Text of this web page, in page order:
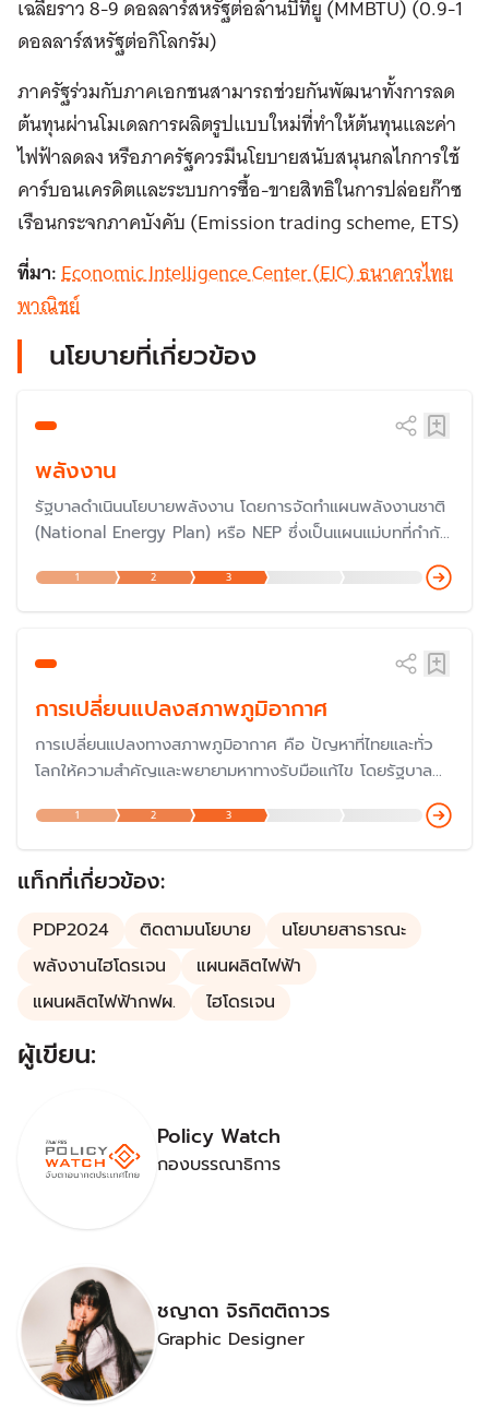
เฉลี่ยราว 8-9 ดอลลาร์สหรัฐต่อล้านบีทียู (MMBTU) (0.9-1
ดอลลาร์สหรัฐต่อกิโลกรัม)
ภาครัฐร่วมกับภาคเอกชนสามารถช่วยกันพัฒนาทั้งการลด
ต้นทุนผ่านโมเดลการผลิตรูปแบบใหม่ที่ทำให้ต้นทุนและค่า
ไฟฟ้าลดลง หรือภาครัฐควรมีนโยบายสนับสนุนกลไกการใช้
คาร์บอนเครดิตและระบบการซื้อ-ขายสิทธิในการปล่อยก๊าซ
เรือนกระจกภาคบังคับ (Emission trading scheme, ETS)
ที่มา:Economic Intelligence Center (EIC) ธนาคารไทย
พาณิชย์
นโยบายที่เกี่ยวข้อง
พลังงาน
รัฐบาลดำเนินนโยบายพลังงาน โดยการจัดทำแผนพลังงานชาติ
(National Energy Plan) หรือ NEP ซึ่งเป็นแผนแม่บทที่กำกับ
ทิศทางการพัฒนานโยบายพลังงานของประเทศ โดยมีผู้รับผิด
ชอบคือ สำนักงานนโยบายและแผนพลังงาน (สนพ.) กระทรวง
พลังงาน ประกอบไปด้วยแผนพลังงานอีก 5 แผน คือ แผน
Plan
1 2 3
การเปลี่ยนแปลงสภาพภูมิอากาศ
การเปลี่ยนแปลงทางสภาพภูมิอากาศ คือ ปัญหาที่ไทยและทั่ว
โลกให้ความสำคัญและพยายามหาทางรับมือแก้ไข โดยรัฐบาล
ประกาศสานต่อนโยบาย Carbon Neutrality (ความเป็นกลาง
ทางคาร์บอน) เพื่อให้ประเทศไทยเป็นผู้นำของอาเซียนในด้านการ
ลดการปล่อยก๊าซคาร์บอนไดออกไซด์ โดยในปี 2567 ได้เข้า
ร่วมประชุม COP29 เพื่อแสดงบทบาทความร่วมมือกับ
1 2 3
แท็กที่เกี่ยวข้อง:
PDP2024 ติดตามนโยบาย
นโยบายสาธารณะ
พลังงานไฮโดรเจน
แผนผลิตไฟฟ้า
แผนผลิตไฟฟ้ากฟผ.
ไฮโดรเจน
ผู้เขียน:
Policy Watch
กองบรรณาธิการ
ชญาดา จิรกิตติถาวร
Graphic Designer